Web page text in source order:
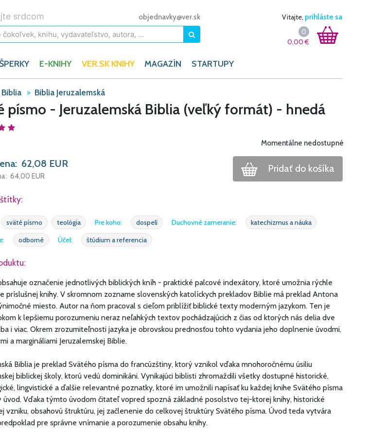
srdcom objednavky@ver.sk Vitajte, prihláste sa
0
0,00€
ŠPERKY E-KNIHY VER.SK KNIHY MAGAZÍN STARTUPY
Biblia Biblia Jeruzalemská
písmo - Jeruzalemská Biblia (veľký formát) - hnedá
Momentálne nedostupné
62,08 EUR
64,00 EUR
Pridať do košíka
sväté písmo teológia Pre koho: dospelí Duchovné zameranie:
katechizmus a náuka
odborné Účel: štúdium a referencia
označenie jednotlivých biblických kníh - praktické palcové indexátory, ktoré umožnia rýchle
príslušnej knihy. V skromnom zozname slovenských katolíckych prekladov Biblie má preklad Antona
miesto. Autor na ňom pracoval s cieľom priblížiť biblické texty moderným jazykom. Ten je
k lepšiemu porozumeniu neraz neľahkých textov pochádzajúcich z čias od ktorých nás delia dve
i viac. Okrem zrozumiteľnosti jazyka je obrovskou prednosťou tohto vydania jeho doplnenie úvodmi,
a margináliami Jeruzalemskej Biblie.
Biblia je preklad Svätého písma do francúzštiny, ktorý vznikol vďaka mnohoročnému úsiliu
biblickej školy, ktorú vedú dominikáni. Vynikajúci biblisti zhromaždili všetky dostupné historické,
lingvistické a ďalšie relevantné poznatky, ktoré im umožnili napísať ku každej knihe Svätého písma
Vďaka týmto úvodom čitateľ vopred spozná základné posolstvo tej-ktorej knihy, historické
vzniku, obsahovú štruktúru, jej začlenenie do celkovej štruktúry Svätého písma. Úvod teda vytvára
pre správne vnímanie a porozumenie obsahu knihy.